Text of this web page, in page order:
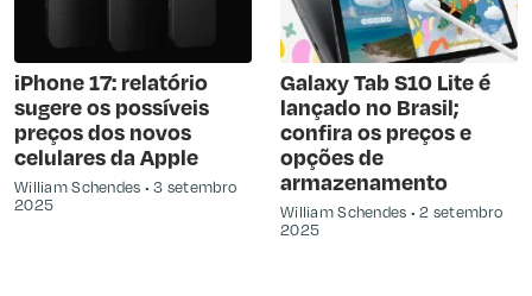
iPhone 17: relatório
sugere os possíveis
preços dos novos
celulares da Apple
William Schendes
3 setembro
2025
Galaxy Tab S10 Lite é
lançado no Brasil;
confira os preços e
opções de
armazenamento
William Schendes
2 setembro
2025